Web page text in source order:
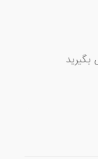
بگیرید